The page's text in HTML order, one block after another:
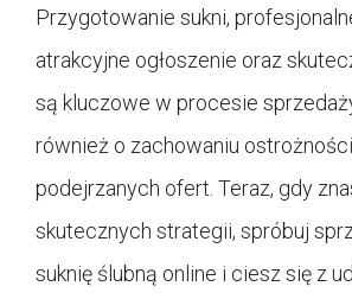
Przygotowanie sukni,
atrakcyjne ogłoszenie oraz
są kluczowe w procesie
również o zachowaniu
podejrzanych ofert. Teraz, gdy
skutecznych strategii, spróbuj
suknię ślubną online i ciesz się z